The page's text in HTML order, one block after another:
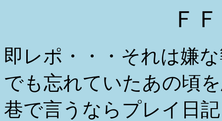
Ｆ
即レポ・・・それは嫌
でも忘れていたあの頃
巷で言うならプレイ日記